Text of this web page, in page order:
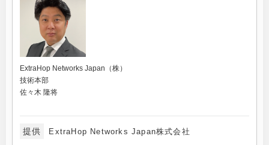
ExtraHop Networks Japan（株）
技術本部
佐々木 隆将
提供 ExtraHop Networks Japan株式会社